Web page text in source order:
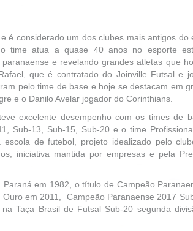
é considerado um dos clubes mais antigos do
time atua a quase 40 anos no esporte
e revelando grandes atletas que
que é contratado do Joinville Futsal e
pelo time de base e hoje se destacam em
e o Danilo Avelar jogador do Corinthians.
excelente desempenho com os times de
Sub-13, Sub-15, Sub-20 e o time
de futebol, projeto idealizado pelo
iniciativa mantida por empresas e pela
em 1982, o título de Campeão
em 2011, Campeão Paranaense 2017
Taça Brasil de Futsal Sub-20 segunda